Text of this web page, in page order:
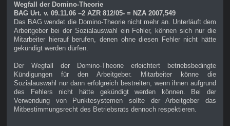
Wegfall der Domino-Theorie
BAG Urt. v. 09.11.06 –2 AZR 812/05- = NZA 2007,549
Das BAG wendet die Domino-Theorie nicht mehr an. Unterläuft dem
Arbeitgeber bei der Sozialauswahl ein Fehler, können sich nur die
Mitarbeiter hierauf berufen, denen ohne diesen Fehler nicht hätte
gekündigt werden dürfen.
Der Wegfall der Domino-Theorie erleichtert betriebsbedingte
Kündigungen für den Arbeitgeber. Mitarbeiter könne die
Sozialauswahl nur dann erfolgreich bestreiten, wenn ihnen aufgrund
des Fehlers nicht hätte gekündigt werden können. Bei der
Verwendung von Punktesystemen sollte der Arbeitgeber das
Mitbestimmungsrecht des Betriebsrats dennoch respektieren.